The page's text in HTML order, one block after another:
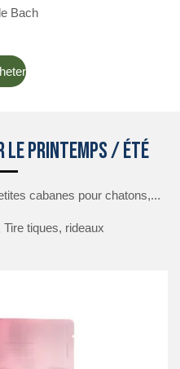
Bach
printemps / été
cabanes pour chatons,...
tiques, rideaux